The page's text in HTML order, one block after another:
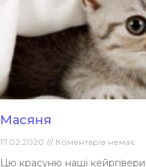
Масяня
17.02.2020 Коментарів немає
Цю красуню наші